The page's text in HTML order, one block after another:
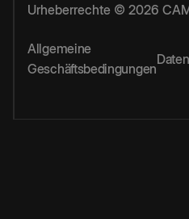
Urheberrechte © 2026
Allgemeine
Geschäftsbedingungen